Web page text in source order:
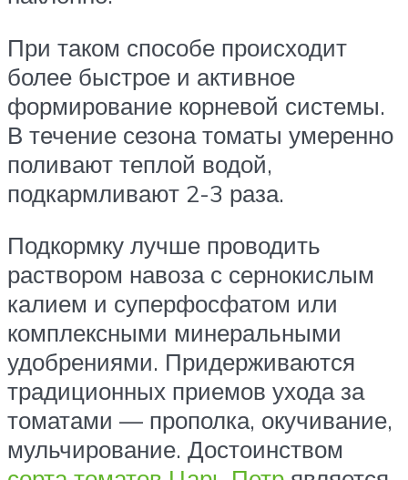
При таком способе происходит
более быстрое и активное
формирование корневой системы.
В течение сезона томаты умеренно
поливают теплой водой,
подкармливают 2-3 раза.
Подкормку лучше проводить
раствором навоза с сернокислым
калием и суперфосфатом или
комплексными минеральными
удобрениями. Придерживаются
традиционных приемов ухода за
томатами — прополка, окучивание,
мульчирование. Достоинством